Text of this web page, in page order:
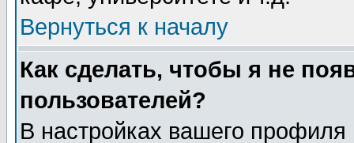
Вернуться к началу
Как сделать, чтобы я не
пользователей?
В настройках вашего